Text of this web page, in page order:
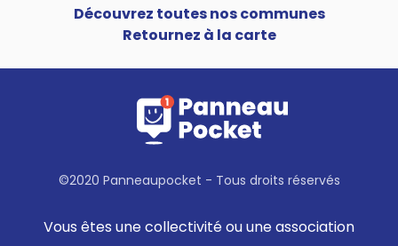
Découvrez toutes nos communes
Retournez à la carte
©2020 Panneaupocket - Tous droits réservés
Vous êtes une collectivité ou une association